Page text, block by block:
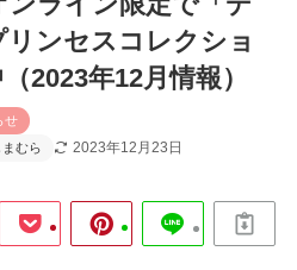
リンセスコレクショ
2023年12月情報）
せ
まむら 2023年12月23日